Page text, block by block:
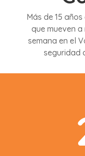
Más de 15
que mueven
semana en el
seguridad